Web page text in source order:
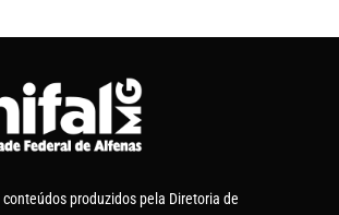
conteúdos produzidos pela Diretoria de